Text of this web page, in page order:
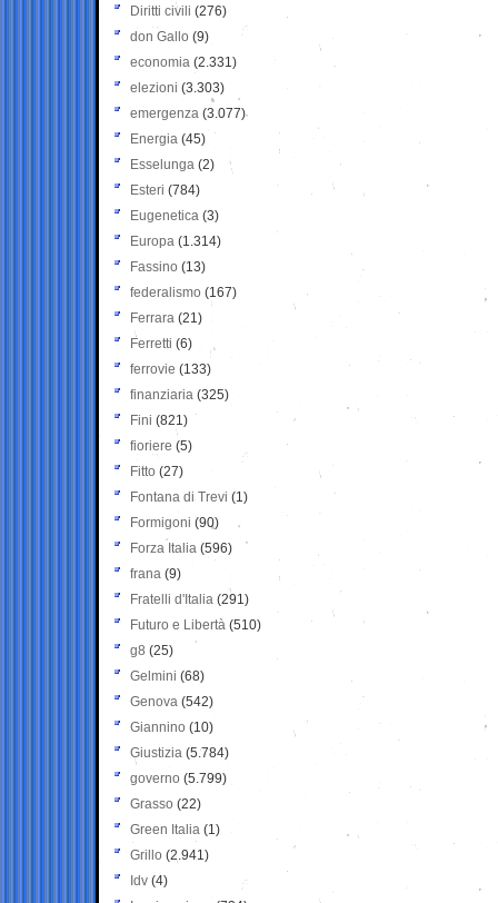
Diritti civili (276)
don Gallo (9)
economia (2.331)
elezioni (3.303)
emergenza (3.077)
Energia (45)
Esselunga (2)
Esteri (784)
Eugenetica (3)
Europa (1.314)
Fassino (13)
federalismo (167)
Ferrara (21)
Ferretti (6)
ferrovie (133)
finanziaria (325)
Fini (821)
fioriere (5)
Fitto (27)
Fontana di Trevi (1)
Formigoni (90)
Forza Italia (596)
frana (9)
Fratelli d'Italia (291)
Futuro e Libertà (510)
g8 (25)
Gelmini (68)
Genova (542)
Giannino (10)
Giustizia (5.784)
governo (5.799)
Grasso (22)
Green Italia (1)
Grillo (2.941)
Idv (4)